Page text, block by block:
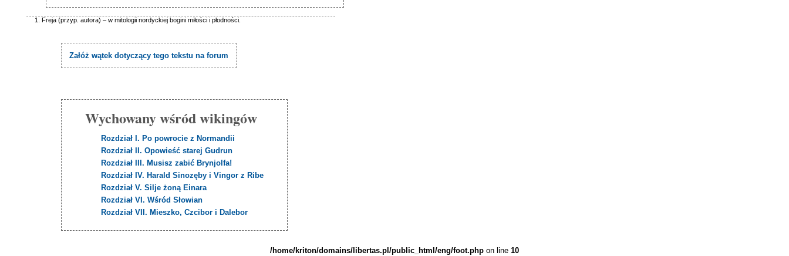
Freja (przyp. autora) – w mitologii nordyckiej bogini miłości i płodności.
Załóż wątek dotyczący tego tekstu na forum
Wychowany wśród wikingów
Rozdział I. Po powrocie z Normandii
Rozdział II. Opowieść starej Gudrun
Rozdział III. Musisz zabić Brynjolfa!
Rozdział IV. Harald Sinozęby i Vingor z Ribe
Rozdział V. Silje żoną Einara
Rozdział VI. Wśród Słowian
Rozdział VII. Mieszko, Czcibor i Dalebor
/home/kriton/domains/libertas.pl/public_html/eng/foot.php on line 10